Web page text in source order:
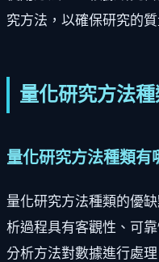
究方法，以確保研究的質
量化研究方法
量化研究方法種類有
量化研究方法種類的優
析過程具有客觀性、可
分析方法對數據進行處